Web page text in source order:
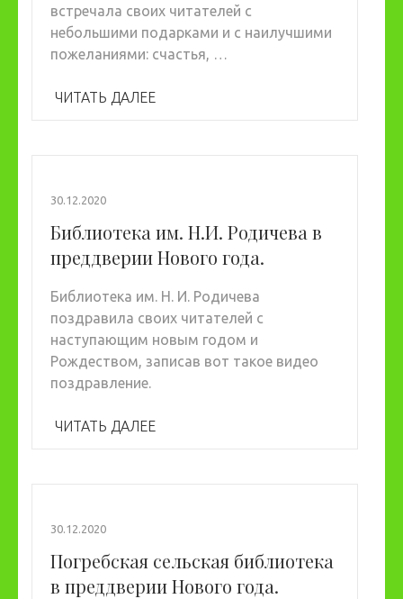
встречала своих читателей с
небольшими подарками и с наилучшими
пожеланиями: счастья, …
ЧИТАТЬ ДАЛЕЕ
30.12.2020
Библиотека им. Н.И. Родичева в
преддверии Нового года.
Библиотека им. Н. И. Родичева
поздравила своих читателей с
наступающим новым годом и
Рождеством, записав вот такое видео
поздравление.
ЧИТАТЬ ДАЛЕЕ
30.12.2020
Погребская сельская библиотека
в преддверии Нового года.